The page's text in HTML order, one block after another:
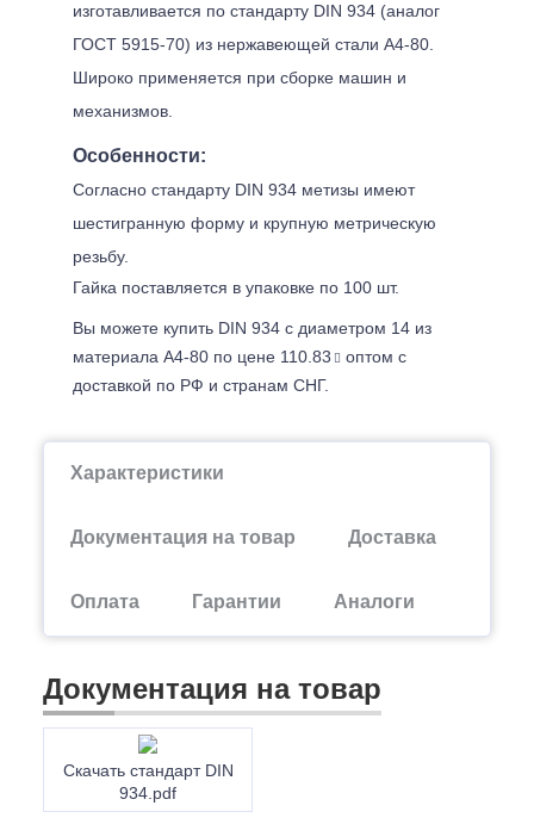
изготавливается по стандарту DIN 934 (аналог
ГОСТ 5915-70) из нержавеющей стали А4-80.
Широко применяется при сборке машин и
механизмов.
Особенности:
Согласно стандарту DIN 934 метизы имеют
шестигранную форму и крупную метрическую
резьбу.
Гайка поставляется в упаковке по 100 шт.
Вы можете купить DIN 934 с диаметром 14 из
материала А4-80 по цене 110.83
оптом с
доставкой по РФ и странам СНГ.
Характеристики
Документация на товар Доставка
Оплата Гарантии Аналоги
Документация на товар
Скачать стандарт DIN
934.pdf